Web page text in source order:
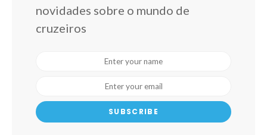
novidades sobre o mundo de
cruzeiros
SUBSCRIBE